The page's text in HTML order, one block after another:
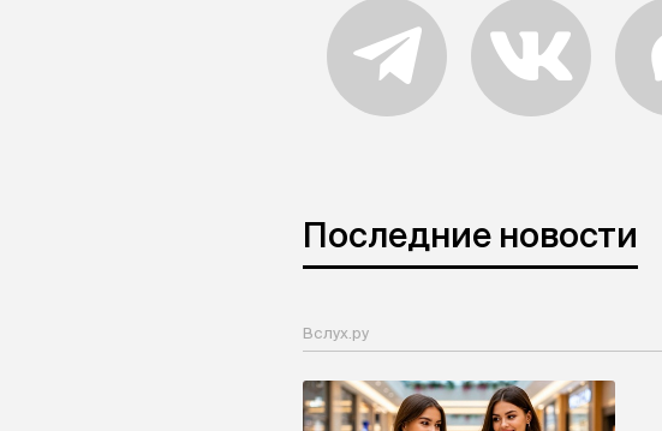
Последние новости
Вслух.ру